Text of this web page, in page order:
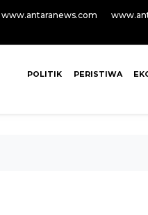
www.antaranews.com
POLITIK PERISTIWA